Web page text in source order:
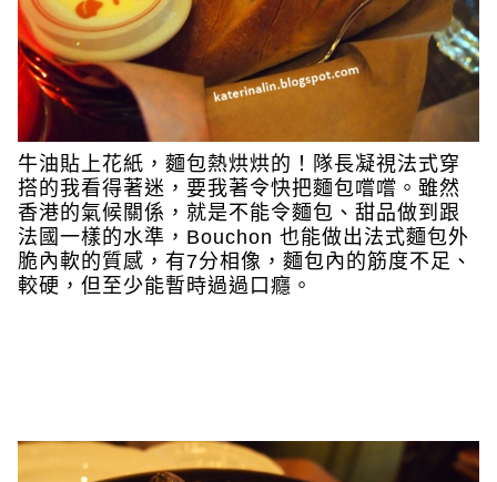
牛油貼上花紙，麵包熱烘烘的！隊長凝視法式穿
搭的我看得著迷，要我著令快把麵包嚐嚐。雖然
香港的氣候關係，就是不能令麵包、甜品做到跟
法國一樣的水準，Bouchon 也能做出法式麵包外
脆內軟的質感，有7分相像，麵包內的筋度不足、
較硬，但至少能暫時過過口癮。